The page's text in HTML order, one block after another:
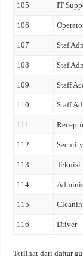
105 IT
106
107 Staf
108 Staf
109 Staff
110 Staff
111
112 Security
113 Teknisi
114
115
116 Driver
Terlihat dari daftar